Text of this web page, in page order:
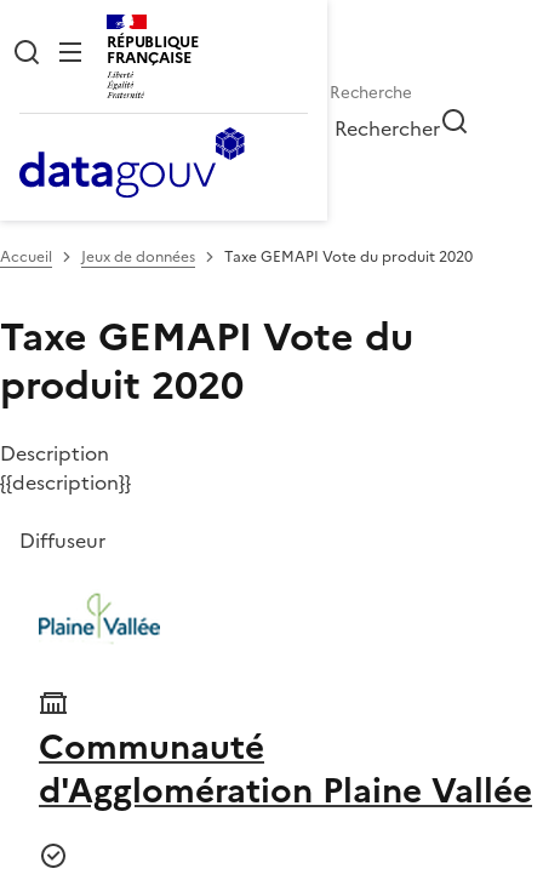
RÉPUBLIQUE
FRANÇAISE
Rechercher
Accueil Jeux de données Taxe GEMAPI Vote du produit 2020
Taxe GEMAPI Vote du
produit 2020
Description
{{description}}
Diffuseur
Communauté
d'Agglomération Plaine Vallée